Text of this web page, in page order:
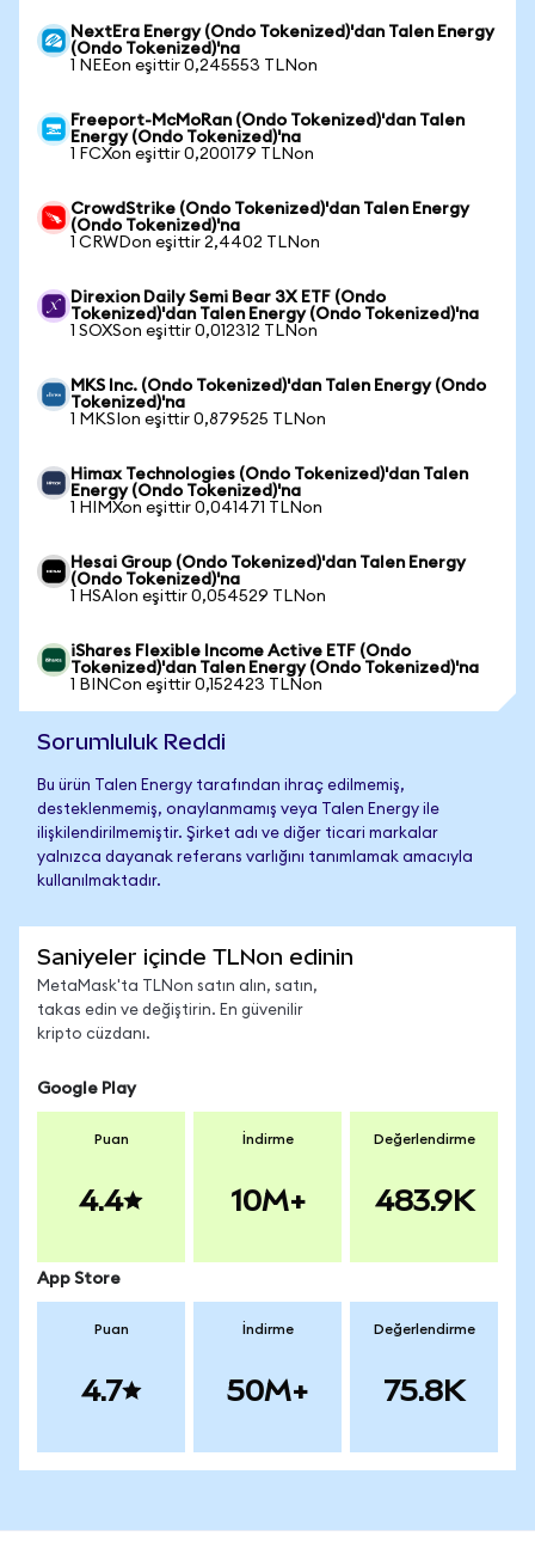
NextEra Energy (Ondo Tokenized)'dan Talen Energy
(Ondo Tokenized)'na
1 NEEon eşittir 0,245553 TLNon
Freeport-McMoRan (Ondo Tokenized)'dan Talen
Energy (Ondo Tokenized)'na
1 FCXon eşittir 0,200179 TLNon
CrowdStrike (Ondo Tokenized)'dan Talen Energy
(Ondo Tokenized)'na
1 CRWDon eşittir 2,4402 TLNon
Direxion Daily Semi Bear 3X ETF (Ondo
Tokenized)'dan Talen Energy (Ondo Tokenized)'na
1 SOXSon eşittir 0,012312 TLNon
MKS Inc. (Ondo Tokenized)'dan Talen Energy (Ondo
Tokenized)'na
1 MKSIon eşittir 0,879525 TLNon
Himax Technologies (Ondo Tokenized)'dan Talen
Energy (Ondo Tokenized)'na
1 HIMXon eşittir 0,041471 TLNon
Hesai Group (Ondo Tokenized)'dan Talen Energy
(Ondo Tokenized)'na
1 HSAIon eşittir 0,054529 TLNon
iShares Flexible Income Active ETF (Ondo
Tokenized)'dan Talen Energy (Ondo Tokenized)'na
1 BINCon eşittir 0,152423 TLNon
Sorumluluk Reddi
Bu ürün Talen Energy tarafından ihraç edilmemiş,
desteklenmemiş, onaylanmamış veya Talen Energy ile
ilişkilendirilmemiştir. Şirket adı ve diğer ticari markalar
yalnızca dayanak referans varlığını tanımlamak amacıyla
kullanılmaktadır.
Saniyeler içinde TLNon edinin
MetaMask'ta TLNon satın alın, satın,
takas edin ve değiştirin. En güvenilir
kripto cüzdanı.
Google Play
Puan
4.4
İndirme
10M+
Değerlendirme
483.9K
App Store
Puan
4.7
İndirme
50M+
Değerlendirme
75.8K